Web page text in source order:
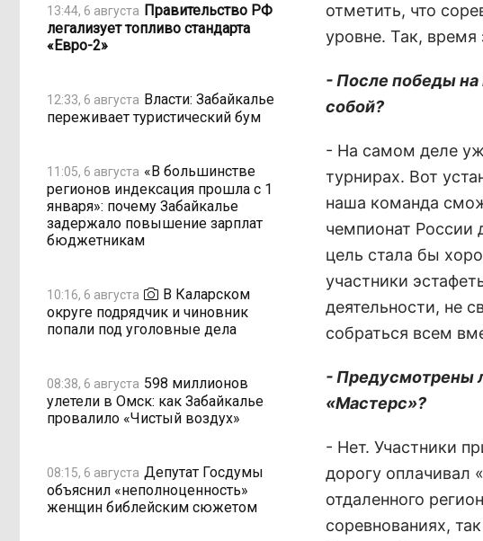
13:44, 6 августа Правительство РФ
легализует топливо стандарта
«Евро-2»
12:33, 6 августа Власти: Забайкалье
переживает туристический бум
11:05, 6 августа «В большинстве
регионов индексация прошла с 1
января»: почему Забайкалье
задержало повышение зарплат
бюджетникам
10:16, 6 августа
В Каларском
округе подрядчик и чиновник
попали под уголовные дела
08:38, 6 августа 598 миллионов
улетели в Омск: как Забайкалье
провалило «Чистый воздух»
08:15, 6 августа Депутат Госдумы
объяснил «неполноценность»
женщин библейским сюжетом
отметить, что
уровне. Так, время
- После победы на
собой?
- На самом деле
турнирах. Вот
наша команда
чемпионат России
цель стала бы
участники
деятельности, не
собраться всем
- Предусмотрены
«Мастерс»?
- Нет. Участники
дорогу оплачивал
отдаленного
соревнованиях,